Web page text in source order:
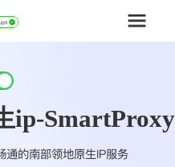
ip-SmartProxy
通的南部领地原生IP服务